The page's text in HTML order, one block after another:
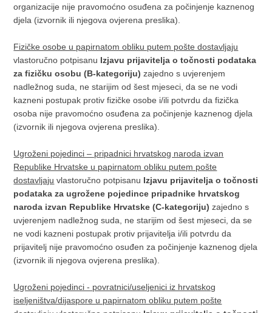
organizacije nije pravomoćno osuđena za počinjenje kaznenog
djela (izvornik ili njegova ovjerena preslika).
Fizičke osobe u papirnatom obliku putem pošte dostavljaju
vlastoručno potpisanu Izjavu prijavitelja o točnosti podataka
za fizičku osobu (B-kategoriju) zajedno s uvjerenjem
nadležnog suda, ne starijim od šest mjeseci, da se ne vodi
kazneni postupak protiv fizičke osobe i/ili potvrdu da fizička
osoba nije pravomoćno osuđena za počinjenje kaznenog djela
(izvornik ili njegova ovjerena preslika).
Ugroženi pojedinci – pripadnici hrvatskog naroda izvan
Republike Hrvatske u papirnatom obliku putem pošte
dostavljaju vlastoručno potpisanu Izjavu prijavitelja o točnosti
podataka za ugrožene pojedince pripadnike hrvatskog
naroda izvan Republike Hrvatske (C-kategoriju) zajedno s
uvjerenjem nadležnog suda, ne starijim od šest mjeseci, da se
ne vodi kazneni postupak protiv prijavitelja i/ili potvrdu da
prijavitelj nije pravomoćno osuđen za počinjenje kaznenog djela
(izvornik ili njegova ovjerena preslika).
Ugroženi pojedinci - povratnici/useljenici iz hrvatskog
iseljeništva/dijaspore u papirnatom obliku putem pošte